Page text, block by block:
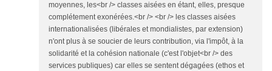
moyennes, les<br /> classes aisées en étant, elles, presque
complétement exonérées.<br /> <br /> les classes aisées
internationalisées (libérales et mondialistes, par extension)
n'ont plus à se soucier de leurs contribution, via l'impôt, à la
solidarité et la cohésion nationale (c'est l'objet<br /> des
services publiques) car elles se sentent dégagées (ethos et